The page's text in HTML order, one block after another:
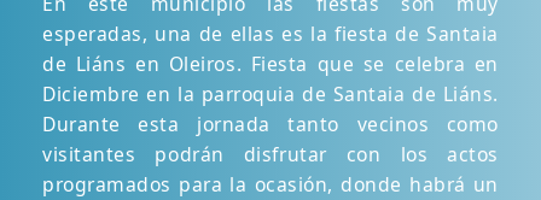
esperadas, una de ellas es la fiesta de Santaia
de Liáns en Oleiros. Fiesta que se celebra en
Diciembre en la parroquia de Santaia de Liáns.
Durante esta jornada tanto vecinos como
visitantes podrán disfrutar con los actos
programados para la ocasión, donde habrá un